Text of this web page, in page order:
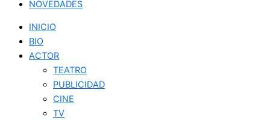
NOVEDADES
INICIO
BIO
ACTOR
TEATRO
PUBLICIDAD
CINE
TV